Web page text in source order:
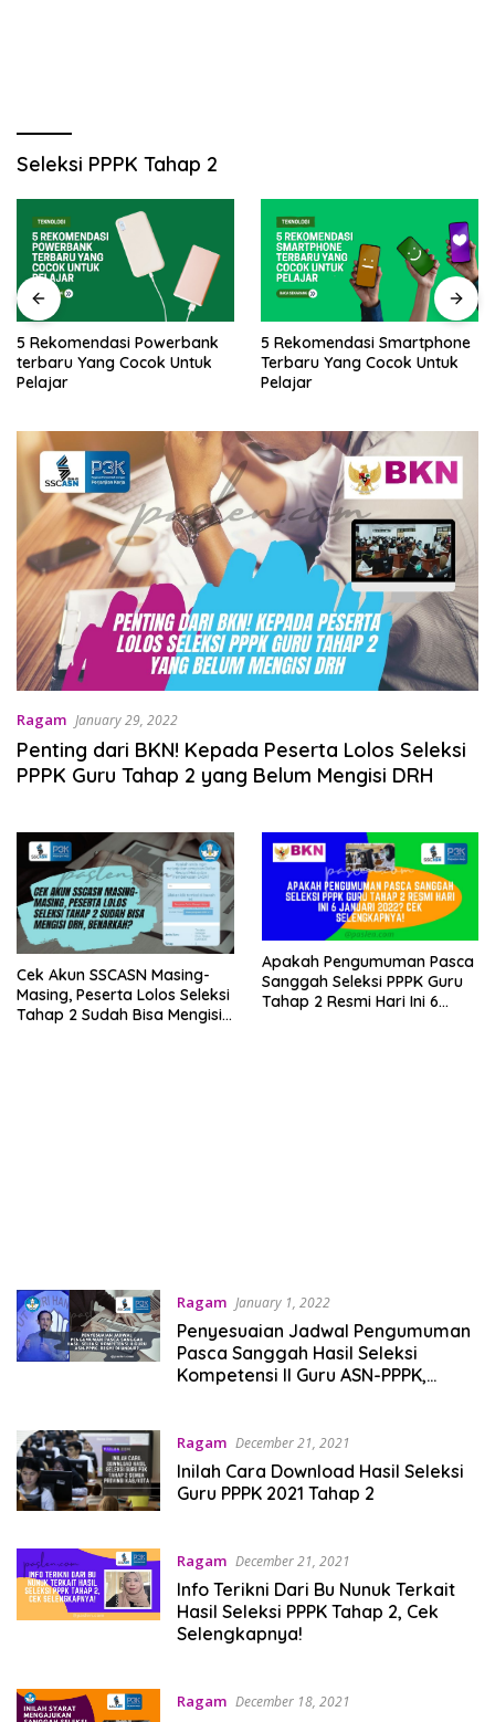
Seleksi PPPK Tahap 2
5 Rekomendasi Powerbank
terbaru Yang Cocok Untuk
Pelajar
5 Rekomendasi Smartphone
Terbaru Yang Cocok Untuk
Pelajar
Ragam January 29, 2022
Penting dari BKN! Kepada Peserta Lolos Seleksi
PPPK Guru Tahap 2 yang Belum Mengisi DRH
Cek Akun SSCASN Masing-
Masing, Peserta Lolos Seleksi
Tahap 2 Sudah Bisa Mengisi
Apakah Pengumuman Pasca
Sanggah Seleksi PPPK Guru
Tahap 2 Resmi Hari Ini 6
Ragam January 1, 2022
Penyesuaian Jadwal Pengumuman
Pasca Sanggah Hasil Seleksi
Kompetensi II Guru ASN-PPPK,
Ragam December 21, 2021
Inilah Cara Download Hasil Seleksi
Guru PPPK 2021 Tahap 2
Ragam December 21, 2021
Info Terikni Dari Bu Nunuk Terkait
Hasil Seleksi PPPK Tahap 2, Cek
Selengkapnya!
Ragam December 18, 2021